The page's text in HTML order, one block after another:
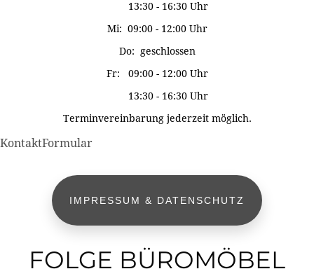
13:30 - 16:30 Uhr
Mi: 09:00 - 12:00 Uhr
Do: geschlossen
Fr: 09:00 - 12:00 Uhr
13:30 - 16:30 Uhr
Terminvereinbarung jederzeit möglich.
KontaktFormular
IMPRESSUM & DATENSCHUTZ
FOLGE BÜROMÖBEL